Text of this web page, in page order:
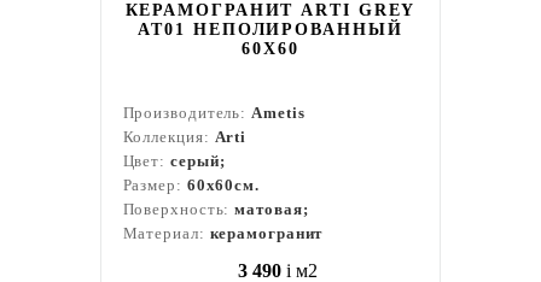
КЕРАМОГРАНИТ ARTI GREY
AT01 НЕПОЛИРОВАННЫЙ
60X60
Производитель:Ametis
Коллекция: Arti
Цвет: серый;
Размер: 60x60см.
Поверхность:матовая;
Материал: керамогранит
3 490 i м2